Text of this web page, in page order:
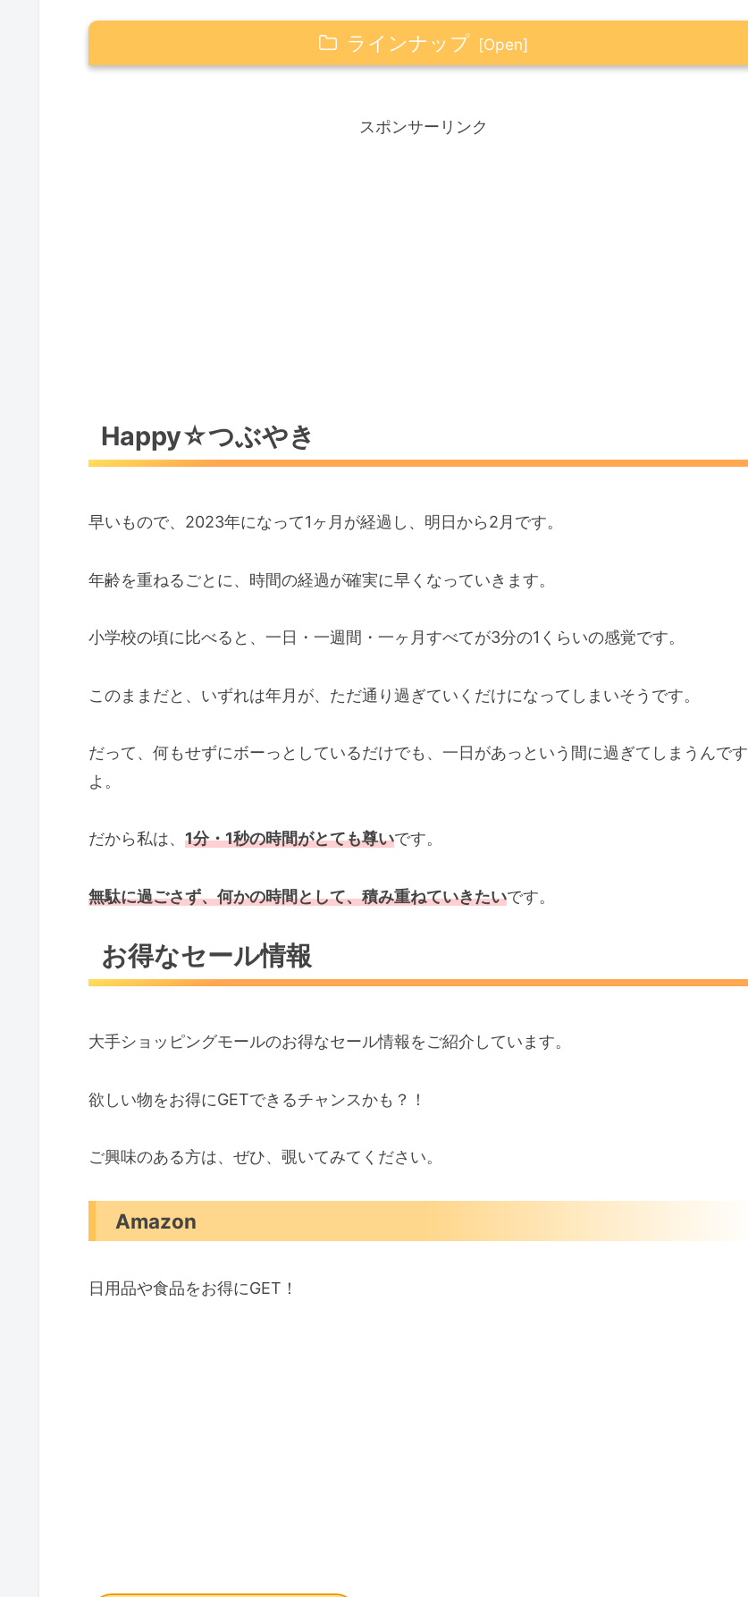
ラインナップ
スポンサーリンク
Happy☆つぶやき
早いもので、2023年になって1ヶ月が経過し、明日から2月です。
年齢を重ねるごとに、時間の経過が確実に早くなっていきます。
小学校の頃に比べると、一日・一週間・一ヶ月すべてが3分の1くらいの感覚です。
このままだと、いずれは年月が、ただ通り過ぎていくだけになってしまいそうです。
だって、何もせずにボーっとしているだけでも、一日があっという間に過ぎてしまうんです
よ。
だから私は、 1分・1秒の時間がとても尊いです。
無駄に過ごさず、何かの時間として、積み重ねていきたいです。
お得なセール情報
大手ショッピングモールのお得なセール情報をご紹介しています。
欲しい物をお得にGETできるチャンスかも？！
ご興味のある方は、ぜひ、覗いてみてください。
Amazon
日用品や食品をお得にGET！